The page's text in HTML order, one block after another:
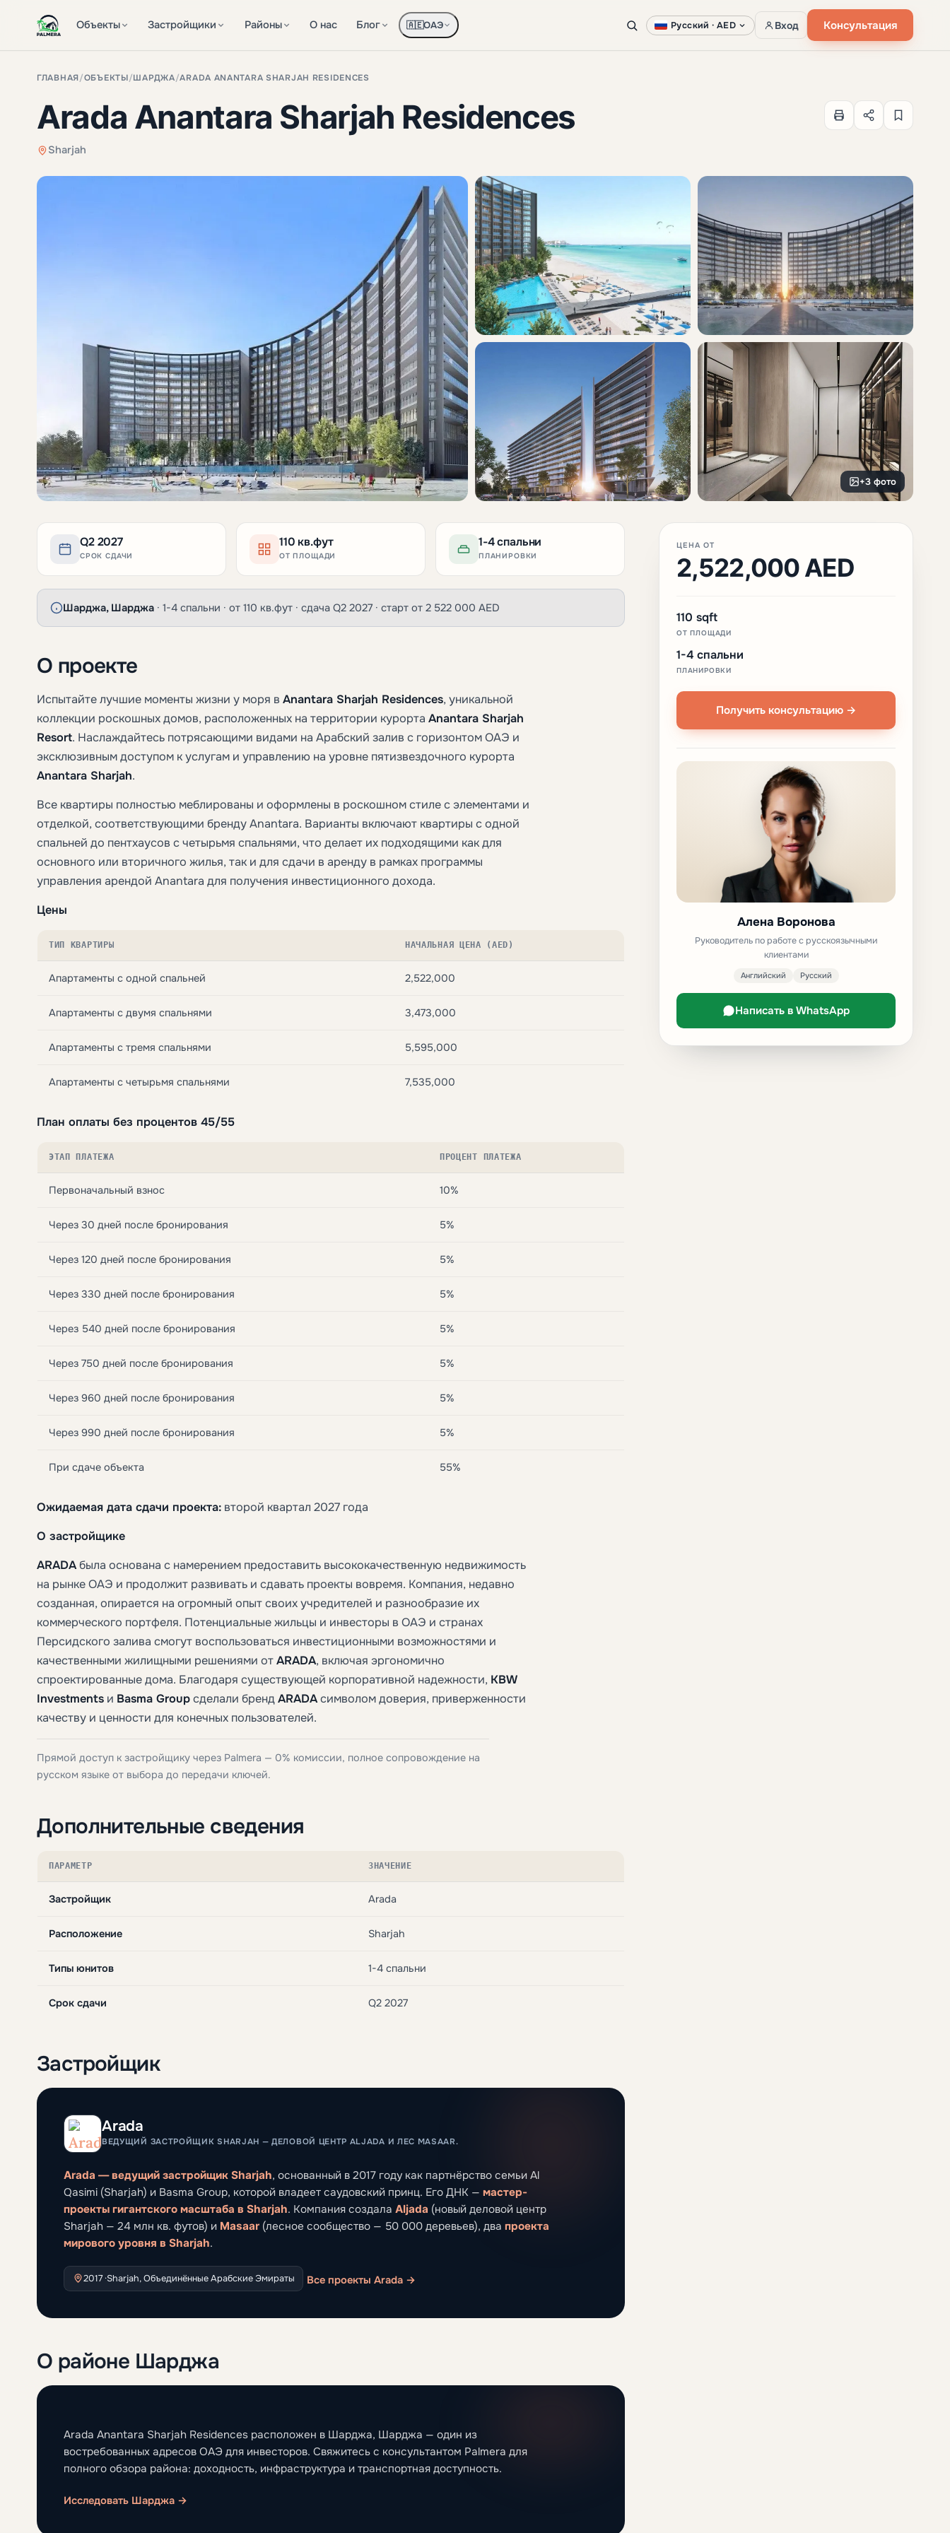
Объекты Застройщики Районы О нас Блог 🇦🇪ОАЭ Русский · AED Вход Консультация
ГЛАВНАЯ/ОБЪЕКТЫ/ШАРДЖА/ARADA ANANTARA SHARJAH RESIDENCES
Arada Anantara Sharjah Residences
Sharjah
+3 фото
Q2 2027
СРОК СДАЧИ
110 кв.фут
ОТ ПЛОЩАДИ
1-4 спальни
ПЛАНИРОВКИ
Шарджа, Шарджа · 1-4 спальни · от 110 кв.фут · сдача Q2 2027 · старт от 2 522 000 AED
О проекте
Испытайте лучшие моменты жизни у моря в Anantara Sharjah Residences, уникальной
коллекции роскошных домов, расположенных на территории курорта Anantara Sharjah
Resort. Наслаждайтесь потрясающими видами на Арабский залив с горизонтом ОАЭ и
эксклюзивным доступом к услугам и управлению на уровне пятизвездочного курорта
Anantara Sharjah.
Все квартиры полностью меблированы и оформлены в роскошном стиле с элементами и
отделкой, соответствующими бренду Anantara. Варианты включают квартиры с одной
спальней до пентхаусов с четырьмя спальнями, что делает их подходящими как для
основного или вторичного жилья, так и для сдачи в аренду в рамках программы
управления арендой Anantara для получения инвестиционного дохода.
Цены
ТИП КВАРТИРЫ НАЧАЛЬНАЯ ЦЕНА (AED)
Апартаменты с одной спальней 2,522,000
Апартаменты с двумя спальнями 3,473,000
Апартаменты с тремя спальнями 5,595,000
Апартаменты с четырьмя спальнями 7,535,000
План оплаты без процентов 45/55
ЭТАП ПЛАТЕЖА ПРОЦЕНТ ПЛАТЕЖА
Первоначальный взнос 10%
Через 30 дней после бронирования 5%
Через 120 дней после бронирования 5%
Через 330 дней после бронирования 5%
Через 540 дней после бронирования 5%
Через 750 дней после бронирования 5%
Через 960 дней после бронирования 5%
Через 990 дней после бронирования 5%
При сдаче объекта 55%
Ожидаемая дата сдачи проекта: второй квартал 2027 года
О застройщике
ARADAбыла основана с намерением предоставить высококачественную недвижимость
на рынке ОАЭ и продолжит развивать и сдавать проекты вовремя. Компания, недавно
созданная, опирается на огромный опыт своих учредителей и разнообразие их
коммерческого портфеля. Потенциальные жильцы и инвесторы в ОАЭ и странах
Персидского залива смогут воспользоваться инвестиционными возможностями и
качественными жилищными решениями отARADA, включая эргономично
спроектированные дома. Благодаря существующей корпоративной надежности, KBW
Investments и Basma Groupсделали брендARADAсимволом доверия, приверженности
качеству и ценности для конечных пользователей.
Прямой доступ к застройщику через Palmera — 0% комиссии, полное сопровождение на
русском языке от выбора до передачи ключей.
Дополнительные сведения
ПАРАМЕТР ЗНАЧЕНИЕ
Застройщик Arada
Расположение Sharjah
Типы юнитов 1-4 спальни
Срок сдачи Q2 2027
Застройщик
Arada
ВЕДУЩИЙ ЗАСТРОЙЩИК SHARJAH — ДЕЛОВОЙ ЦЕНТР ALJADA И ЛЕС MASAAR.
Arada — ведущий застройщик Sharjah, основанный в 2017 году как партнёрство семьи Al
Qasimi (Sharjah) и Basma Group, которой владеет саудовский принц. Его ДНК — мастер-
проекты гигантского масштаба в Sharjah. Компания создала Aljada (новый деловой центр
Sharjah — 24 млн кв. футов) и Masaar (лесное сообщество — 50 000 деревьев), два проекта
мирового уровня в Sharjah.
2017 ·Sharjah, Объединённые Арабские Эмираты Все проекты Arada →
О районе Шарджа
Arada Anantara Sharjah Residences расположен в Шарджа, Шарджа — один из
востребованных адресов ОАЭ для инвесторов. Свяжитесь с консультантом Palmera для
полного обзора района: доходность, инфраструктура и транспортная доступность.
Исследовать Шарджа →
ЦЕНА ОТ
2,522,000 AED
110 sqft
ОТ ПЛОЩАДИ
1-4 спальни
ПЛАНИРОВКИ
Получить консультацию →
Алена Воронова
Руководитель по работе с русскоязычными
клиентами
Английский Русский
Написать в WhatsApp